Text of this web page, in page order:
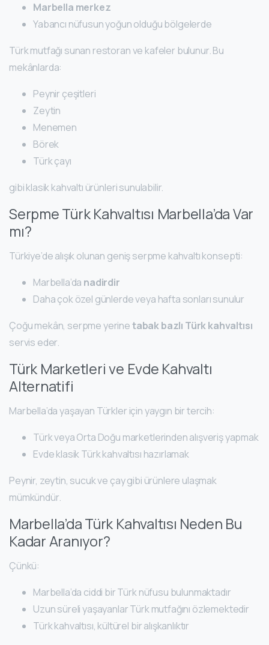
Marbella merkez
Yabancı nüfusun yoğun olduğu bölgelerde
Türk mutfağı sunan restoran ve kafeler bulunur. Bu
mekânlarda:
Peynir çeşitleri
Zeytin
Menemen
Börek
Türk çayı
gibi klasik kahvaltı ürünleri sunulabilir.
Serpme Türk Kahvaltısı Marbella’da Var
mı?
Türkiye’de alışık olunan geniş serpme kahvaltı konsepti:
Marbella’da nadirdir
Daha çok özel günlerde veya hafta sonları sunulur
Çoğu mekân, serpme yerinetabak bazlı Türk kahvaltısı
servis eder.
Türk Marketleri ve Evde Kahvaltı
Alternatifi
Marbella’da yaşayan Türkler için yaygın bir tercih:
Türk veya Orta Doğu marketlerinden alışveriş yapmak
Evde klasik Türk kahvaltısı hazırlamak
Peynir, zeytin, sucuk ve çay gibi ürünlere ulaşmak
mümkündür.
Marbella’da Türk Kahvaltısı Neden Bu
Kadar Aranıyor?
Çünkü:
Marbella’da ciddi bir Türk nüfusu bulunmaktadır
Uzun süreli yaşayanlar Türk mutfağını özlemektedir
Türk kahvaltısı, kültürel bir alışkanlıktır